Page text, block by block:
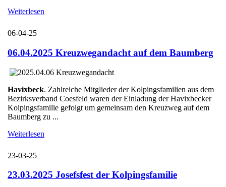
Weiterlesen
06-04-25
06.04.2025 Kreuzwegandacht auf dem Baumberg
Havixbeck. Zahlreiche Mitglieder der Kolpingsfamilien aus dem
Bezirksverband Coesfeld waren der Einladung der Havixbecker
Kolpingsfamilie gefolgt um gemeinsam den Kreuzweg auf dem
Baumberg zu ...
Weiterlesen
23-03-25
23.03.2025 Josefsfest der Kolpingsfamilie